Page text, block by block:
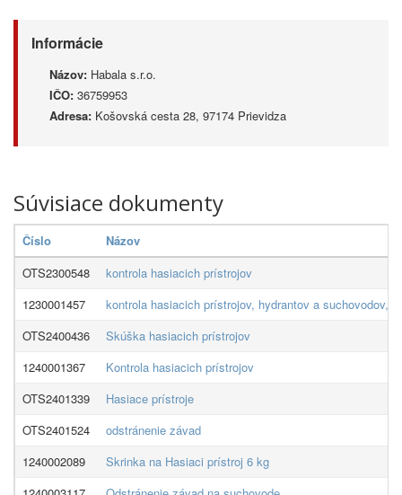
Informácie
Názov: Habala s.r.o.
IČO: 36759953
Adresa: Košovská cesta 28, 97174 Prievidza
Súvisiace dokumenty
Číslo
Názov
OTS2300548
kontrola hasiacich prístrojov
1230001457
kontrola hasiacich prístrojov, hydrantov a suchovodov,
OTS2400436
Skúška hasiacich prístrojov
1240001367
Kontrola hasiacich prístrojov
OTS2401339
Hasiace prístroje
OTS2401524
odstránenie závad
1240002089
Skrinka na Hasiaci prístroj 6 kg